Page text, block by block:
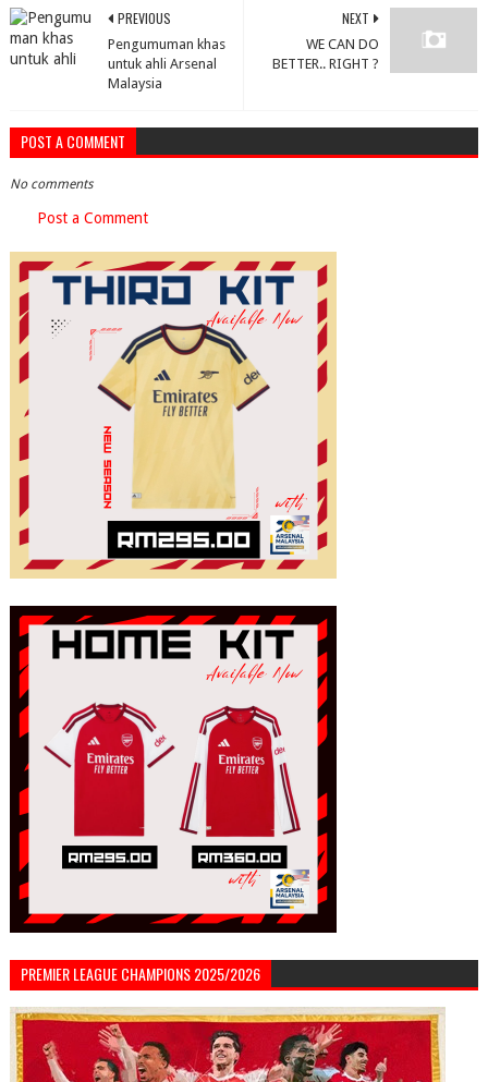
NEXT
WE CAN DO
BETTER.. RIGHT ?
PREVIOUS
Pengumuman khas
untuk ahli Arsenal
Malaysia
POST A COMMENT
No comments
Post a Comment
PREMIER LEAGUE CHAMPIONS 2025/2026